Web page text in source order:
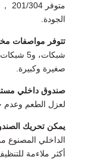
الجودة.
تتوفر مواصفات
صغيرة وكبيرة.
صندوق داخلي
لعزل الطعم وعدم
يمكن تحريك
الداخلي المصنوع
أكثر ملاءمة